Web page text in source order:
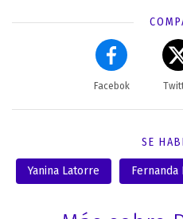
Facebok
SE
Yanina Latorre Fernanda